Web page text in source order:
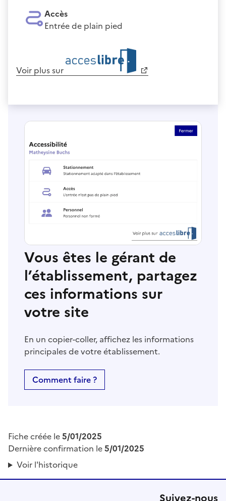
Accès
Entrée de plain pied
Voir plus sur
Vous êtes le gérant de
l’établissement, partagez
ces informations sur
votre site
En un copier-coller, affichez les informations
principales de votre établissement.
Comment faire ?
Fiche créée le5/01/2025
Dernière confirmation le5/01/2025
Voir l'historique